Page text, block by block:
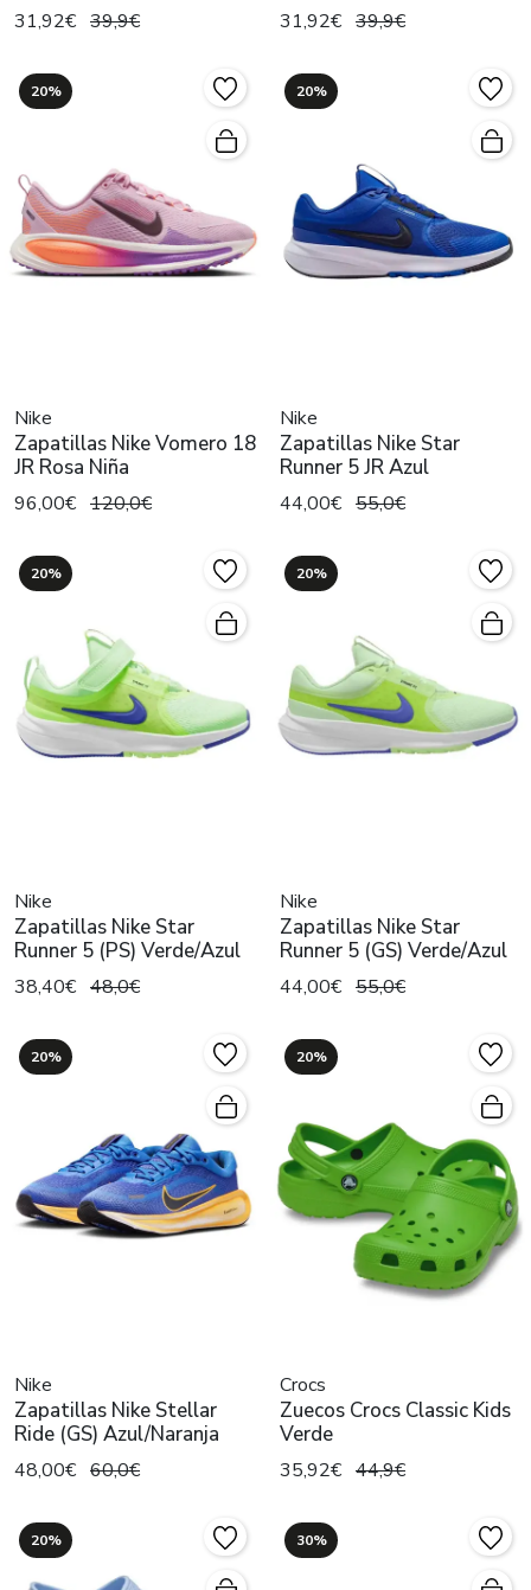
31,92€ 39,9€ 31,92€ 39,9€
20%
Nike
Zapatillas Nike Vomero 18
JR Rosa Niña
96,00€ 120,0€
20%
Nike
Zapatillas Nike Star
Runner 5 JR Azul
44,00€ 55,0€
20%
Nike
Zapatillas Nike Star
Runner 5 (PS) Verde/Azul
38,40€ 48,0€
20%
Nike
Zapatillas Nike Star
Runner 5 (GS) Verde/Azul
44,00€ 55,0€
20%
Nike
Zapatillas Nike Stellar
Ride (GS) Azul/Naranja
48,00€ 60,0€
20%
Crocs
Zuecos Crocs Classic Kids
Verde
35,92€ 44,9€
20% 30%